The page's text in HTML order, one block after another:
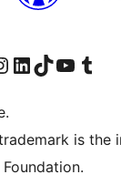
Threads
noastră Facebook
ne pe Instagram
Vizitează-ne pe LinkedIn
Vizitează contul nostru TikTok
Vizitează canalul nostru
Vizitează contul
is